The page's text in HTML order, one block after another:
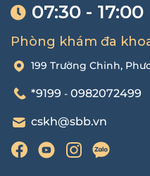
07:30 - 17:00
Phòng khám đa
199 Trường Chinh,
*9199 - 0982072499
cskh@sbb.vn